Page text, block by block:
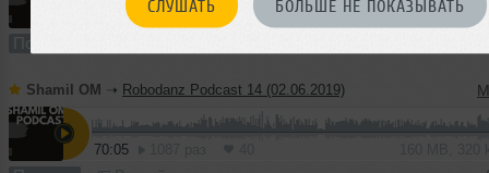
СЛУШАТЬ БОЛЬШЕ НЕ ПОКАЗЫВАТЬ
72:36 271 раз 9 166 MB, 320
Подкаст
Shamil ОМ ➝ Robodanz Podcast 14 (02.06.2019)
70:05